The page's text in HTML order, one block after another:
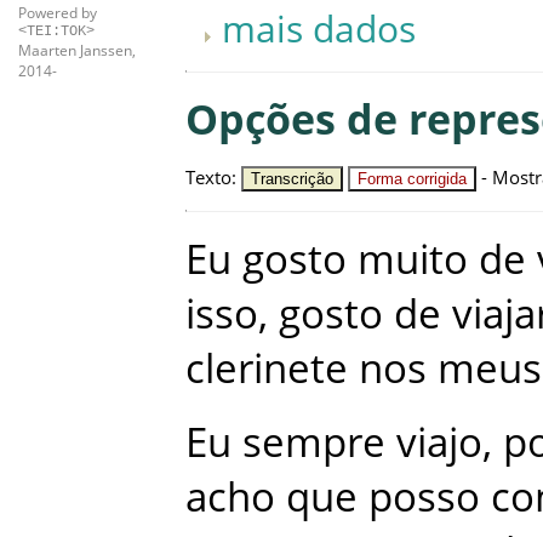
Powered by
<TEI:TOK>
Maarten Janssen,
2014-
mais dados
Opções de
Texto: Transcrição Forma corrigida -
Eu gosto muito de
isso, gosto de
clerinete nos meus
Eu sempre viajo,
acho que posso